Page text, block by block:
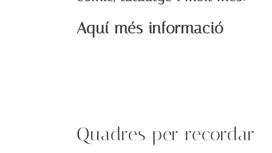
Aquí més informació
Quadres per recordar